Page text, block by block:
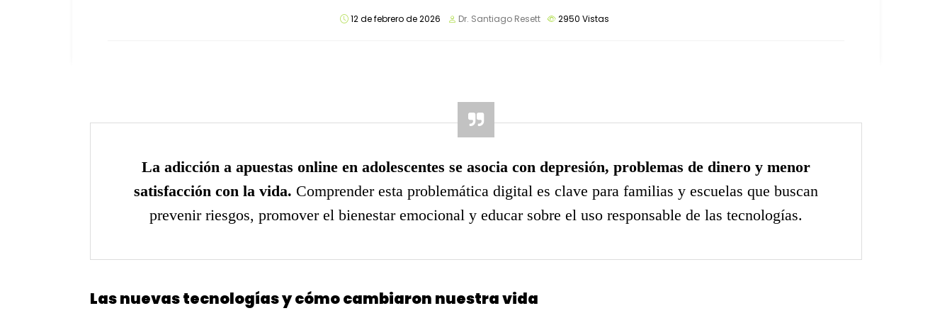
12 de febrero de 2026 Dr. Santiago Resett 2950 Vistas
La adicción a apuestas online en adolescentes se asocia con depresión, problemas de dinero y menor
satisfacción con la vida. Comprender esta problemática digital es clave para familias y escuelas que buscan
prevenir riesgos, promover el bienestar emocional y educar sobre el uso responsable de las tecnologías.
Las nuevas tecnologías y cómo cambiaron nuestra vida